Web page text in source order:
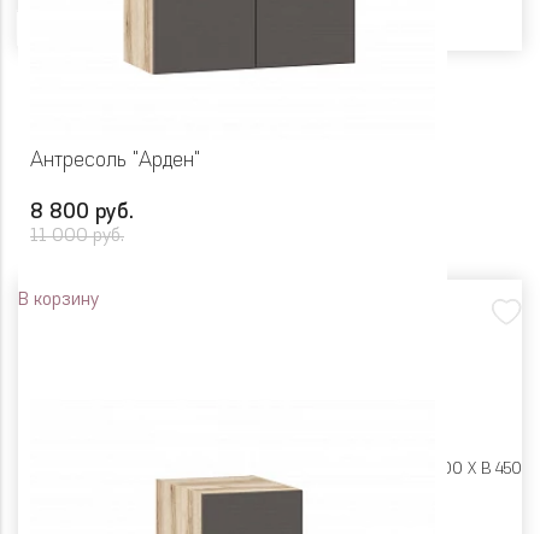
Антресоль "Арден"
8 800 руб.
11 000 руб.
В корзину
Ш 900 X Г 400 X В 450